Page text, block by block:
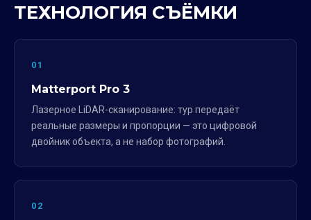
ТЕХНОЛОГИЯ СЪЁМКИ
01
Matterport Pro 3
Лазерное LiDAR-сканирование: тур передаёт
реальные размеры и пропорции — это цифровой
двойник объекта, а не набор фотографий.
02